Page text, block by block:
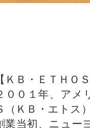
【ＫＢ・ＥＴＨＯ
００１年、アメ
（ＫＢ・エトス
業当初、ニュー